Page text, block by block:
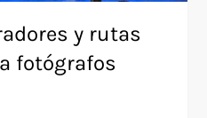
y rutas
fotógrafos